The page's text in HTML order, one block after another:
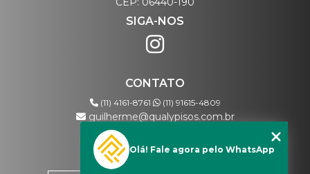
SIGA-NOS
CONTATO
(11) 4161-8761 (11) 91615-4809
guilherme@qualypisos.com.br
Olá! Fale agora pelo WhatsApp